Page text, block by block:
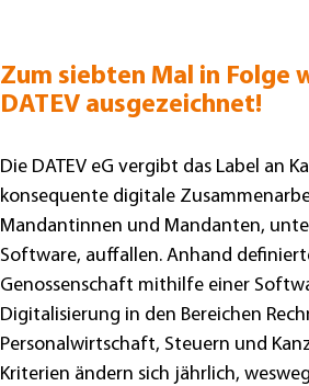
Zum siebten Mal in Folge
DATEV ausgezeichnet!
Die DATEV eG vergibt das Label an
konsequente digitale
Mandantinnen und Mandanten,
Software, auffallen. Anhand
Genossenschaft mithilfe einer
Digitalisierung in den Bereichen
Personalwirtschaft, Steuern und
Kriterien ändern sich jährlich,